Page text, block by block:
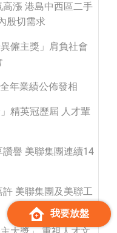
漲 港島中西區二手
殷切需求
僱主獎」肩負社會
年業績公佈發相
精英冠歷屆 人才輩
譽 美聯集團連續14
美聯集團及美聯工
我要放盤